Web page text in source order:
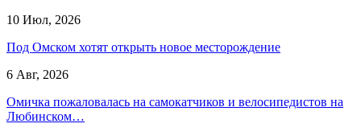
10 Июл, 2026
Под Омском хотят открыть новое месторождение
6 Авг, 2026
Омичка пожаловалась на самокатчиков и велосипедистов на
Любинском…